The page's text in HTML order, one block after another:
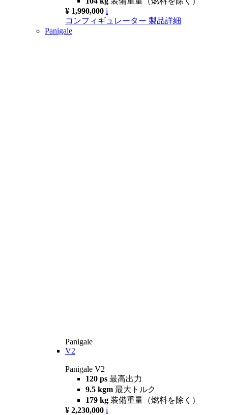
¥ 1,990,000 i
コンフィギュレーター 製品詳細
Panigale
Panigale
V2
Panigale V2
120 ps 最高出力
9.5 kgm 最大トルク
179 kg 装備重量（燃料を除く）
¥ 2,230,000 i